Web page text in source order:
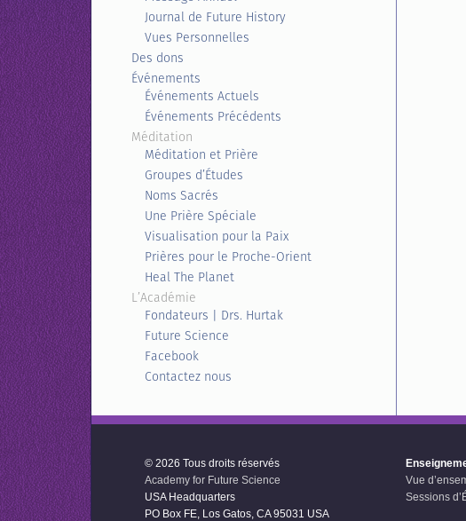
Journal de Future History
Vues Personnelles
Des dons
Événements
Événements Actuels
Événements Précédents
Méditation
Méditation et Prière
Groupes d’Études
Noms Sacrés
Une Prière Spéciale
Visualisation pour la Paix
Prières pour le Proche-Orient
Heal The Planet
L’Académie
Fondateurs | Drs. Hurtak
Future Science
Facebook
Contactez nous
© 2026 Tous droits réservés
Academy for Future Science
USA Headquarters
PO Box FE, Los Gatos, CA 95031 USA
Vue
Sessions